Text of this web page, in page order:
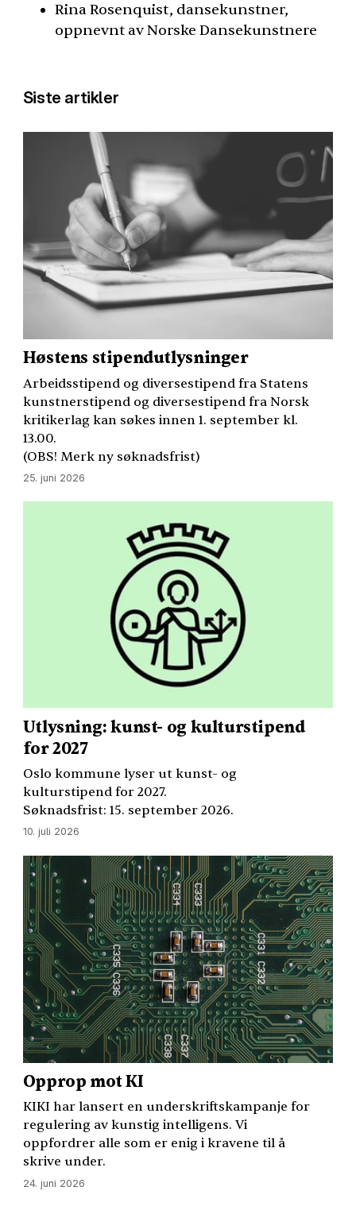
Rina Rosenquist, dansekunstner,
oppnevnt av Norske Dansekunstnere
Siste artikler
Høstens stipendutlysninger
Arbeidsstipend og diversestipend fra Statens
kunstnerstipend og diversestipend fra Norsk
kritikerlag kan søkes innen 1. september kl.
13.00.
(OBS! Merk ny søknadsfrist)
25. juni 2026
Utlysning: kunst- og kulturstipend
for 2027
Oslo kommune lyser ut kunst- og
kulturstipend for 2027.
Søknadsfrist: 15. september 2026.
10. juli 2026
Opprop mot KI
KIKI har lansert en underskriftskampanje for
regulering av kunstig intelligens. Vi
oppfordrer alle som er enig i kravene til å
skrive under.
24. juni 2026